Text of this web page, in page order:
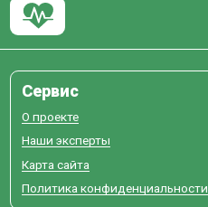
Сервис
О проекте
Наши эксперты
Карта сайта
Политика конфиденциальности